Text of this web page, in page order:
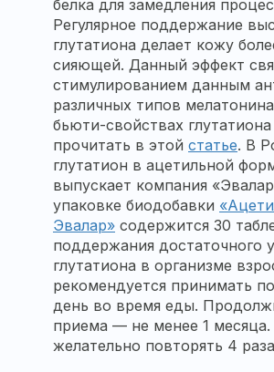
белка для замедления
Регулярное поддержание
глутатиона делает кожу
сияющей. Данный эффект
стимулированием данным
различных типов мелатонина
бьюти-свойствах
прочитать в этой статье. В
глутатион в ацетильной
выпускает компания
упаковке биодобавки
Эвалар» содержится 30
поддержания достаточного
глутатиона в организме
рекомендуется принимать
день во время еды.
приема — не менее 1 месяца.
желательно повторять 4